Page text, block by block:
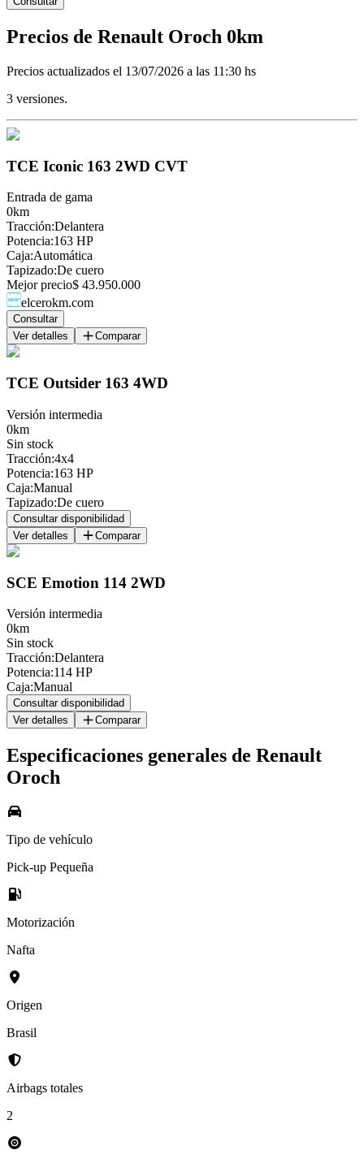
Precios de Renault Oroch 0km
Precios actualizados el 13/07/2026 a las 11:30 hs
3 versiones.
TCE Iconic 163 2WD CVT
Entrada de gama
0km
Tracción:Delantera
Potencia:163 HP
Caja:Automática
Tapizado:De cuero
Mejor precio$ 43.950.000
elcerokm.com
Consultar
Ver detalles
Comparar
TCE Outsider 163 4WD
Versión intermedia
0km
Sin stock
Tracción:4x4
Potencia:163 HP
Caja:Manual
Tapizado:De cuero
Consultar disponibilidad
Ver detalles
Comparar
SCE Emotion 114 2WD
Versión intermedia
0km
Sin stock
Tracción:Delantera
Potencia:114 HP
Caja:Manual
Consultar disponibilidad
Ver detalles
Comparar
Especificaciones generales de Renault
Oroch
Tipo de vehículo
Pick-up Pequeña
Motorización
Nafta
Origen
Brasil
Airbags totales
2